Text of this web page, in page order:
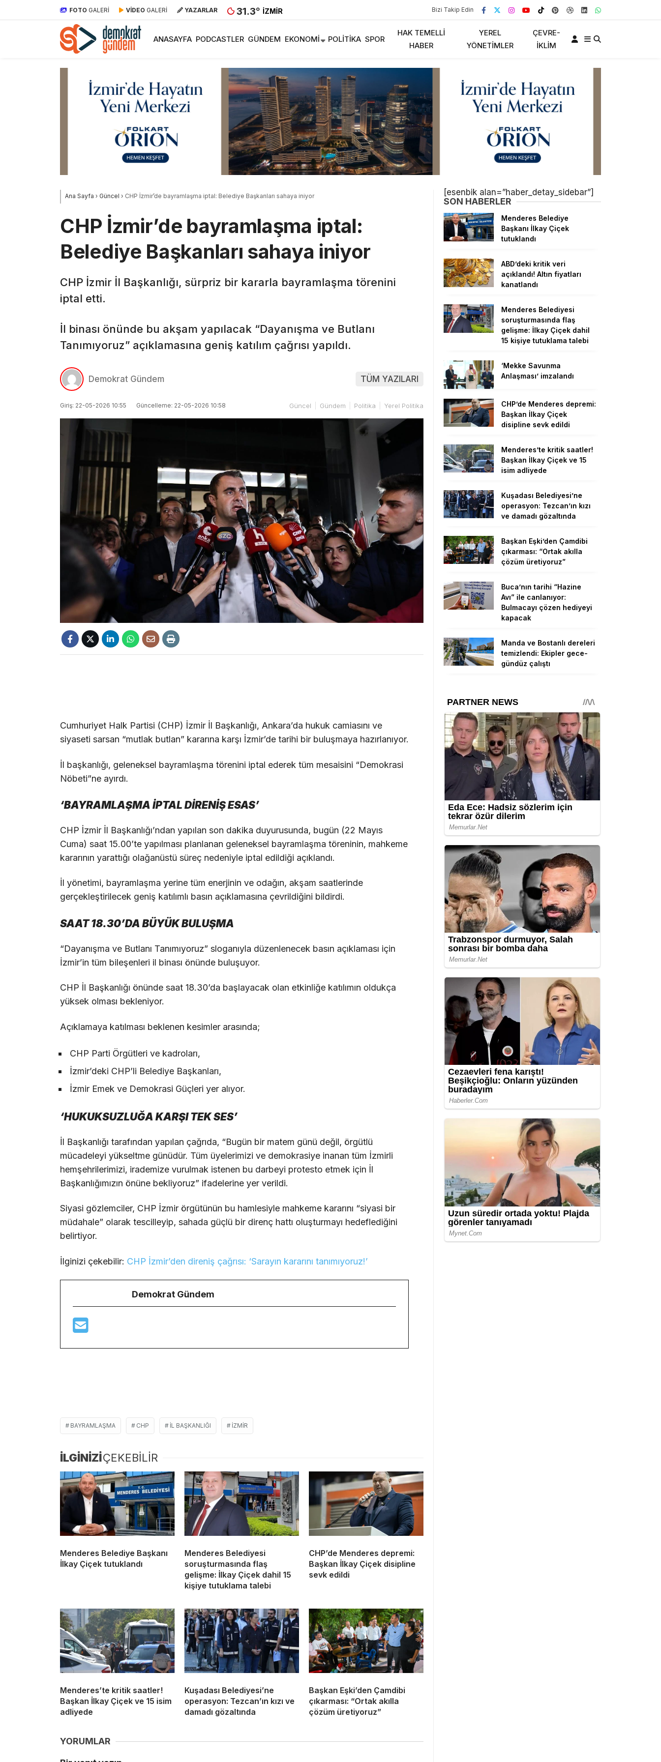
FOTO GALERİ VİDEO GALERİ YAZARLAR 31.3° İZMIR Bizi Takip Edin
ANASAYFA PODCASTLER GÜNDEM EKONOMI POLITIKA SPOR
HAK TEMELLI
HABER
YEREL
YÖNETIMLER
ÇEVRE-
İKLIM
Ana Sayfa › Güncel › CHP İzmir’de bayramlaşma iptal: Belediye Başkanları sahaya iniyor
CHP İzmir’de bayramlaşma iptal:
Belediye Başkanları sahaya iniyor
CHP İzmir İl Başkanlığı, sürpriz bir kararla bayramlaşma törenini
iptal etti.
İl binası önünde bu akşam yapılacak “Dayanışma ve Butlanı
Tanımıyoruz” açıklamasına geniş katılım çağrısı yapıldı.
Demokrat Gündem TÜM YAZILARI
Giriş: 22-05-2026 10:55 Güncelleme: 22-05-2026 10:58 Güncel Gündem Politika Yerel Politika
Cumhuriyet Halk Partisi (CHP) İzmir İl Başkanlığı, Ankara’da hukuk camiasını ve
siyaseti sarsan “mutlak butlan” kararına karşı İzmir’de tarihi bir buluşmaya hazırlanıyor.
İl başkanlığı, geleneksel bayramlaşma törenini iptal ederek tüm mesaisini “Demokrasi
Nöbeti”ne ayırdı.
‘BAYRAMLAŞMA İPTAL DİRENİŞ ESAS’
CHP İzmir İl Başkanlığı’ndan yapılan son dakika duyurusunda, bugün (22 Mayıs
Cuma) saat 15.00’te yapılması planlanan geleneksel bayramlaşma töreninin, mahkeme
kararının yarattığı olağanüstü süreç nedeniyle iptal edildiği açıklandı.
İl yönetimi, bayramlaşma yerine tüm enerjinin ve odağın, akşam saatlerinde
gerçekleştirilecek geniş katılımlı basın açıklamasına çevrildiğini bildirdi.
SAAT 18.30’DA BÜYÜK BULUŞMA
“Dayanışma ve Butlanı Tanımıyoruz” sloganıyla düzenlenecek basın açıklaması için
İzmir’in tüm bileşenleri il binası önünde buluşuyor.
CHP İl Başkanlığı önünde saat 18.30’da başlayacak olan etkinliğe katılımın oldukça
yüksek olması bekleniyor.
Açıklamaya katılması beklenen kesimler arasında;
CHP Parti Örgütleri ve kadroları,
İzmir’deki CHP’li Belediye Başkanları,
İzmir Emek ve Demokrasi Güçleri yer alıyor.
‘HUKUKSUZLUĞA KARŞI TEK SES’
İl Başkanlığı tarafından yapılan çağrıda, “Bugün bir matem günü değil, örgütlü
mücadeleyi yükseltme günüdür. Tüm üyelerimizi ve demokrasiye inanan tüm İzmirli
hemşehrilerimizi, irademize vurulmak istenen bu darbeyi protesto etmek için İl
Başkanlığımızın önüne bekliyoruz” ifadelerine yer verildi.
Siyasi gözlemciler, CHP İzmir örgütünün bu hamlesiyle mahkeme kararını “siyasi bir
müdahale” olarak tescilleyip, sahada güçlü bir direnç hattı oluşturmayı hedeflediğini
belirtiyor.
İlginizi çekebilir: CHP İzmir’den direniş çağrısı: ‘Sarayın kararını tanımıyoruz!’
Demokrat Gündem
BAYRAMLAŞMA CHP IL BAŞKANLIĞI IZMIR
İLGİNİZİÇEKEBİLİR
Menderes Belediye Başkanı
İlkay Çiçek tutuklandı
Menderes Belediyesi
soruşturmasında flaş
gelişme: İlkay Çiçek dahil 15
kişiye tutuklama talebi
CHP’de Menderes depremi:
Başkan İlkay Çiçek disipline
sevk edildi
Menderes’te kritik saatler!
Başkan İlkay Çiçek ve 15 isim
adliyede
Kuşadası Belediyesi’ne
operasyon: Tezcan’ın kızı ve
damadı gözaltında
Başkan Eşki’den Çamdibi
çıkarması: “Ortak akılla
çözüm üretiyoruz”
YORUMLAR
[esenbik alan=”haber_detay_sidebar”]
SON HABERLER
Menderes Belediye
Başkanı İlkay Çiçek
tutuklandı
ABD’deki kritik veri
açıklandı! Altın fiyatları
kanatlandı
Menderes Belediyesi
soruşturmasında flaş
gelişme: İlkay Çiçek dahil
15 kişiye tutuklama talebi
‘Mekke Savunma
Anlaşması’ imzalandı
CHP’de Menderes depremi:
Başkan İlkay Çiçek
disipline sevk edildi
Menderes’te kritik saatler!
Başkan İlkay Çiçek ve 15
isim adliyede
Kuşadası Belediyesi’ne
operasyon: Tezcan’ın kızı
ve damadı gözaltında
Başkan Eşki’den Çamdibi
çıkarması: “Ortak akılla
çözüm üretiyoruz”
Buca’nın tarihi “Hazine
Avı” ile canlanıyor:
Bulmacayı çözen hediyeyi
kapacak
Manda ve Bostanlı dereleri
temizlendi: Ekipler gece-
gündüz çalıştı